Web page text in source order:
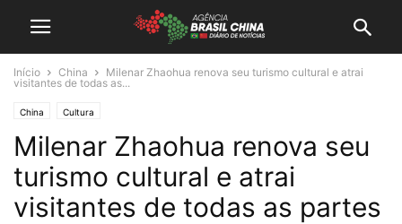
Início China
Milenar Zhaohua renova seu turismo cultural e atrai
visitantes de todas as...
China Cultura
Milenar Zhaohua renova seu
turismo cultural e atrai
visitantes de todas as partes